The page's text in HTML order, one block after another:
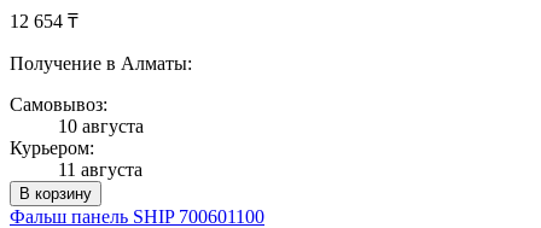
12 654 ₸
Получение в Алматы:
Самовывоз:
10 августа
Курьером:
11 августа
В корзину
Фальш панель SHIP 700601100